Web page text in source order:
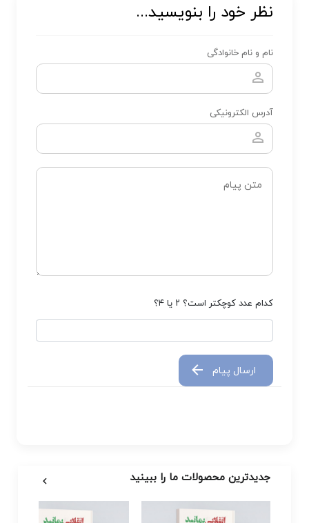
نظر خود را بنویسید...
نام و نام خانوادگی
آدرس الکترونیکی
کدام عدد کوچکتر است؟ ۲ یا ۴؟
ارسال پیام
جدیدترین محصولات ما را ببینید